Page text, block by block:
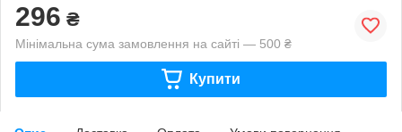
296 ₴
Мінімальна сума замовлення на сайті — 500 ₴
Купити